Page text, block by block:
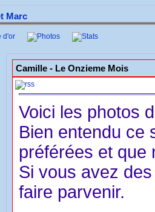
Camille - Le Onzieme Mois
Voici les photos
Bien entendu ce
préférées et que
Si vous avez
faire parvenir.